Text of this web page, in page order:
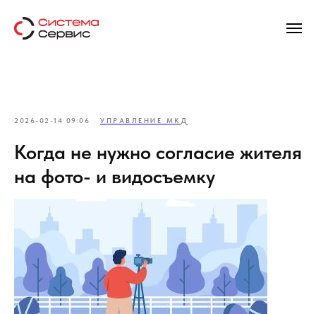
2026-02-14 09:06 УПРАВЛЕНИЕ МКД
Когда не нужно согласие жителя
на фото- и видосъемку